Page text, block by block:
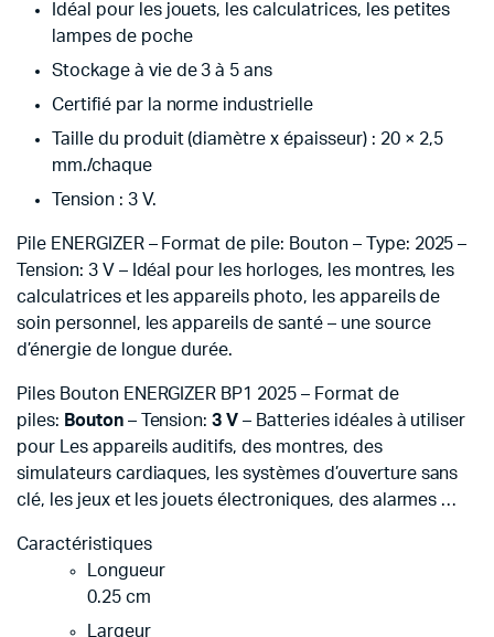
Idéal pour les jouets, les calculatrices, les petites
lampes de poche
Stockage à vie de 3 à 5 ans
Certifié par la norme industrielle
Taille du produit (diamètre x épaisseur) : 20 × 2,5
mm./chaque
Tension : 3 V.
Pile ENERGIZER – Format de pile: Bouton – Type: 2025 –
Tension: 3 V – Idéal pour les horloges, les montres, les
calculatrices et les appareils photo, les appareils de
soin personnel, les appareils de santé – une source
d’énergie de longue durée.
Piles Bouton ENERGIZER BP1 2025 – Format de
piles: Bouton– Tension:3 V– Batteries idéales à utiliser
pour Les appareils auditifs, des montres, des
simulateurs cardiaques, les systèmes d’ouverture sans
clé, les jeux et les jouets électroniques, des alarmes …
Caractéristiques
Longueur
0.25 cm
Largeur